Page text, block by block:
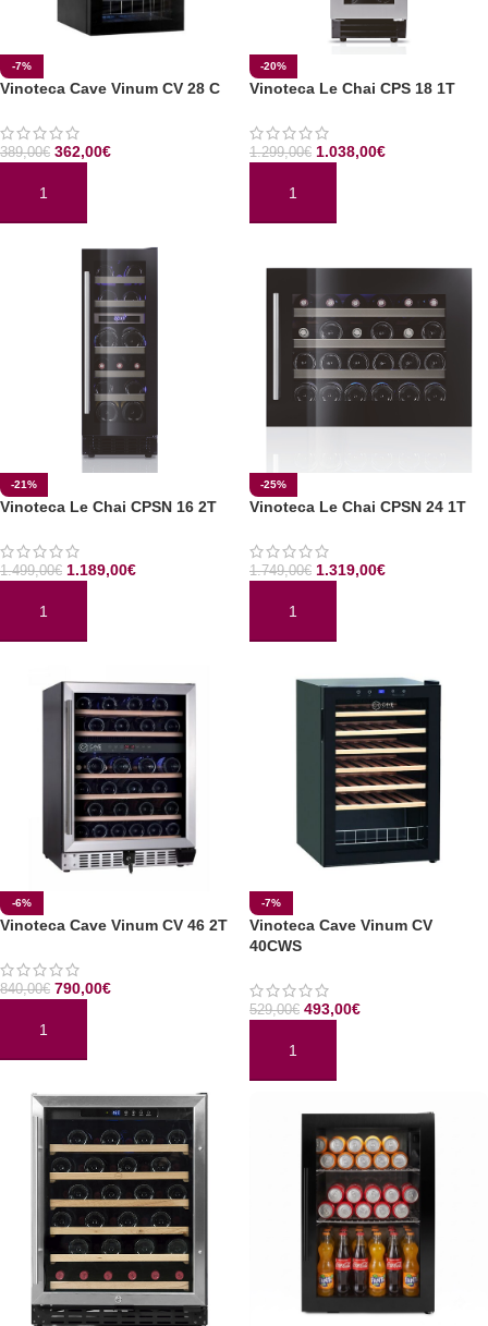
-7%
Vinoteca Cave Vinum CV 28 C
389,00€ 362,00€
AÑADIR AL CARRITO
-20%
Vinoteca Le Chai CPS 18 1T
1.299,00€ 1.038,00€
AÑADIR AL CARRITO
-21%
Vinoteca Le Chai CPSN 16 2T
1.499,00€ 1.189,00€
AÑADIR AL CARRITO
-25%
Vinoteca Le Chai CPSN 24 1T
1.749,00€ 1.319,00€
AÑADIR AL CARRITO
-6%
Vinoteca Cave Vinum CV 46 2T
840,00€ 790,00€
AÑADIR AL CARRITO
-7%
Vinoteca Cave Vinum CV
40CWS
529,00€ 493,00€
AÑADIR AL CARRITO